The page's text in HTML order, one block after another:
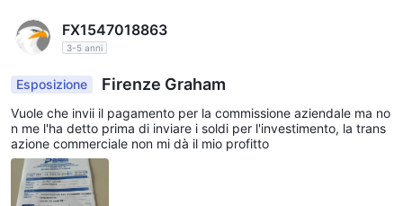
FX1547018863
3-5 anni
Esposizione Firenze Graham
Vuole che invii il pagamento per la commissione aziendale ma no
n me l'ha detto prima di inviare i soldi per l'investimento, la trans
azione commerciale non mi dà il mio profitto